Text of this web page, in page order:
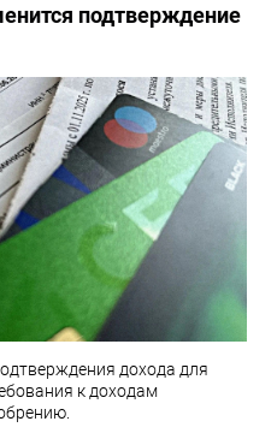
подтверждение
дохода для
к доходам